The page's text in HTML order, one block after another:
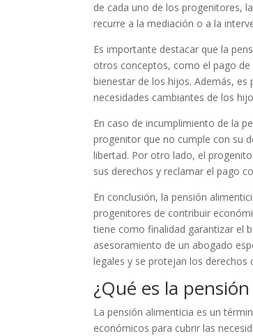
de cada uno de los progenitores,
recurre a la mediación o a la
Es importante destacar que la
otros conceptos, como el pago
bienestar de los hijos. Además,
necesidades cambiantes de los
En caso de incumplimiento de la
progenitor que no cumple con su
libertad. Por otro lado, el
sus derechos y reclamar el pago
En conclusión, la pensión
progenitores de contribuir
tiene como finalidad garantizar el
asesoramiento de un abogado
legales y se protejan los derechos
¿Qué es la
La pensión alimenticia es un
económicos para cubrir las